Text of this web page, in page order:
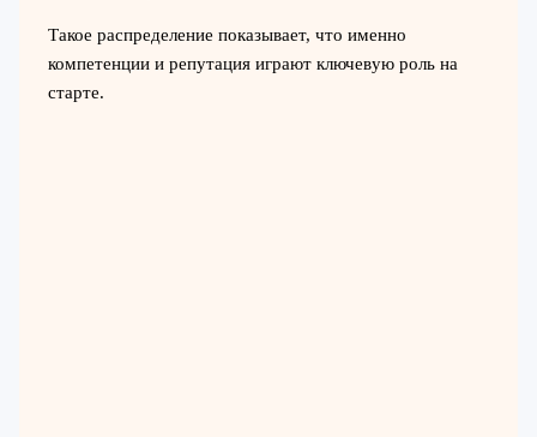
Такое распределение показывает, что именно
компетенции и репутация играют ключевую роль на
старте.